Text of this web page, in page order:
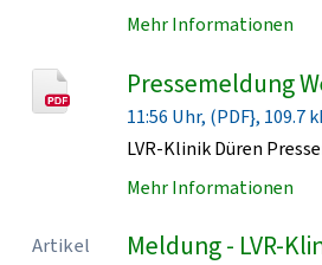
Mehr Informationen
Pressemeldung
11:56 Uhr, (PDF}, 109.7
LVR-Klinik Düren
Mehr Informationen
Artikel Meldung - LVR-